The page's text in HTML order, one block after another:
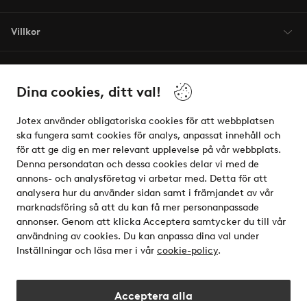
Dina cookies, ditt val!
Jotex använder obligatoriska cookies för att webbplatsen
ska fungera samt cookies för analys, anpassat innehåll och
för att ge dig en mer relevant upplevelse på vår webbplats.
Denna persondatan och dessa cookies delar vi med de
annons- och analysföretag vi arbetar med. Detta för att
analysera hur du använder sidan samt i främjandet av vår
marknadsföring så att du kan få mer personanpassade
annonser. Genom att klicka Acceptera samtycker du till vår
användning av cookies. Du kan anpassa dina val under
Inställningar och läsa mer i vår cookie-policy.
Acceptera alla
Villkor
Säkra betalningar - Betala direkt eller dela upp
Vill du veta mer om våra betalalternativ?
elpy